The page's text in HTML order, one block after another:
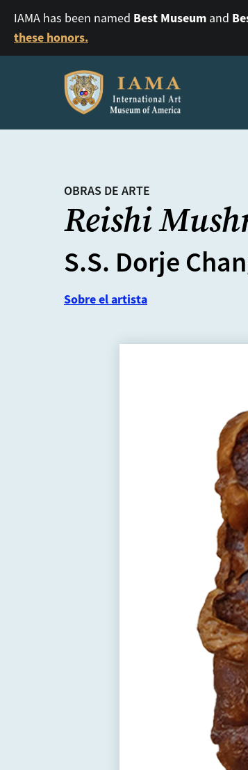
IAMA has been named Best Museum and
these honors.
OBRAS DE ARTE
Reishi
S.S. Dorje
Sobre el artista